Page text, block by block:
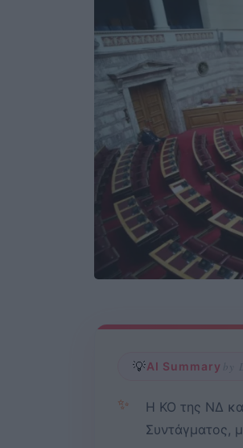
💡AI Summary by
✨
Η ΚΟ της ΝΔ
Συντάγματος,